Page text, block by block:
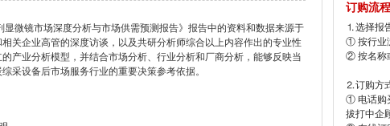
微镜市场深度分析与市场供需预测报告》报告中的资料和数据来源于
关企业高管的深度访谈，以及共研分析师综合以上内容作出的专业性
产业分析模型，并结合市场分析、行业分析和厂商分析，能够反映当
采设备后市场服务行业的重要决策参考依据。
订购流程
⒈选择报
① 按行业
② 按名称
⒉订购方
① 电话购
拔打中企